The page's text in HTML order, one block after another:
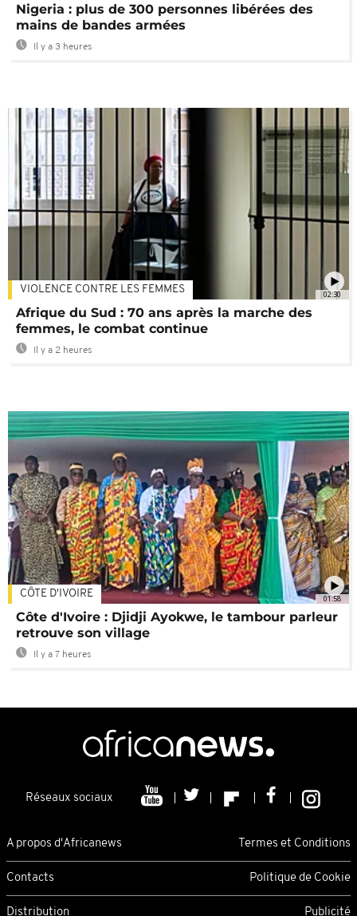
Nigeria : plus de 300 personnes libérées des
mains de bandes armées
Il y a 3 heures
02:30
VIOLENCE CONTRE LES FEMMES
Afrique du Sud : 70 ans après la marche des
femmes, le combat continue
Il y a 2 heures
01:58
CÔTE D'IVOIRE
Côte d'Ivoire : Djidji Ayokwe, le tambour parleur
retrouve son village
Il y a 7 heures
Réseaux sociaux
A propos d'Africanews Termes et Conditions
Contacts Politique de Cookie
Distribution Publicité